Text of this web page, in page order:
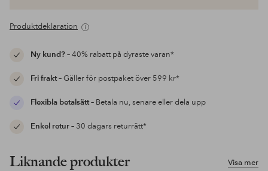
Produktdeklaration
Ny kund?– 40% rabatt på dyraste varan*
Fri frakt– Gäller för postpaket över 599 kr*
Flexibla betalsätt– Betala nu, senare eller dela upp
Enkel retur– 30 dagars returrätt*
Visa mer
Liknande produkter